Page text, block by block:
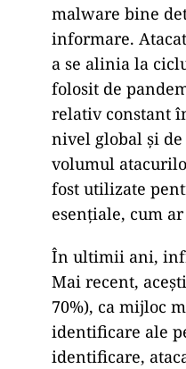
malware bine
informare.
a se alinia la
folosit de
relativ constant
nivel global și
volumul
fost utilizate
esențiale, cum
În ultimii ani,
Mai recent,
70%), ca mijloc
identificare ale
identificare,